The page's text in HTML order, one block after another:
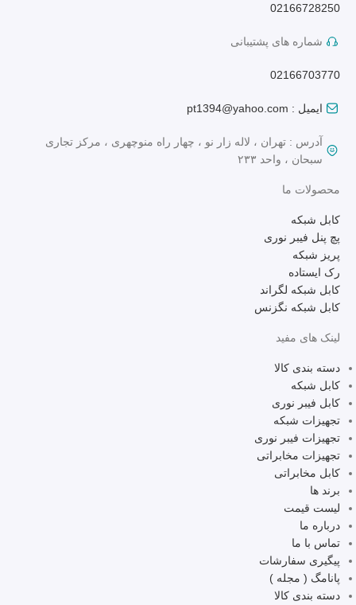
02166728250
شماره های پشتیبانی
02166703770
ایمیل : pt1394@yahoo.com
آدرس : تهران ، لاله زار نو ، چهار راه منوچهری ، مرکز تجاری
سبحان ، واحد ۲۳۳
محصولات ما
کابل شبکه
پچ پنل فیبر نوری
پریز شبکه
رک ایستاده
کابل شبکه لگراند
کابل شبکه نگزنس
لینک های مفید
دسته بندی کالا
کابل شبکه
کابل فیبر نوری
تجهیزات شبکه
تجهیزات فیبر نوری
تجهیزات مخابراتی
کابل مخابراتی
برند ها
لیست قیمت
درباره ما
تماس با ما
پیگیری سفارشات
پانامگ ( مجله )
دسته بندی کالا